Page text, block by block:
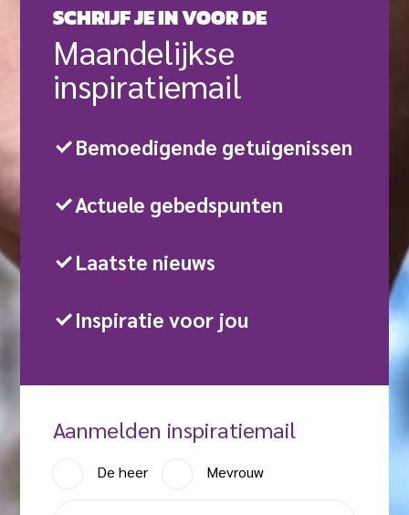
SCHRIJF JE IN VOOR DE
Maande­lijkse
inspiratie­mail
Bemoedigende getuigenissen
Actuele gebedspunten
Laatste nieuws
Inspiratie voor jou
Aanmelden inspiratiemail
A
a
De heer
Mevrouw
V